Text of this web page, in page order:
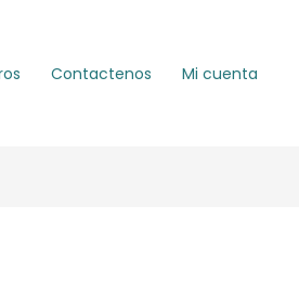
Contactenos Mi cuenta